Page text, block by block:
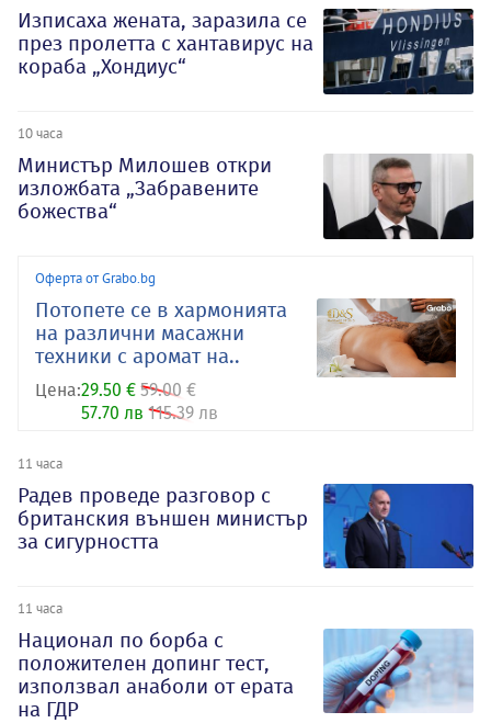
Изписаха жената, заразила се
през пролетта с хантавирус на
кораба „Хондиус“
10 часа
Министър Милошев откри
изложбата „Забравените
божества“
Оферта от Grabo.bg
Потопете се в хармонията
на различни масажни
техники с аромат на..
Цена:29.50 € 59.00 €
57.70 лв 115.39 лв
11 часа
Радев проведе разговор с
британския външен министър
за сигурността
11 часа
Национал по борба с
положителен допинг тест,
използвал анаболи от ерата
на ГДР